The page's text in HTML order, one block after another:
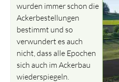
wurden immer schon die
Ackerbestellungen
bestimmt und so
verwundert es auch
nicht, dass alle Epochen
sich auch im Ackerbau
wiederspiegeln.